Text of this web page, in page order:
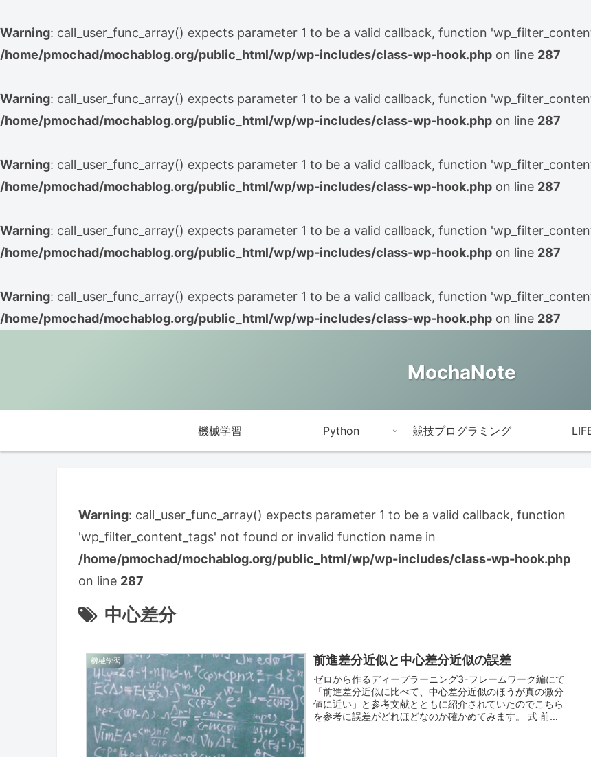
Warning: call_user_func_array() expects parameter 1 to be a valid callback, function
/home/pmochad/mochablog.org/public_html/wp/wp-includes/class-wp-hook.php on line 287
Warning: call_user_func_array() expects parameter 1 to be a valid callback, function
/home/pmochad/mochablog.org/public_html/wp/wp-includes/class-wp-hook.php on line 287
Warning: call_user_func_array() expects parameter 1 to be a valid callback, function
/home/pmochad/mochablog.org/public_html/wp/wp-includes/class-wp-hook.php on line 287
Warning: call_user_func_array() expects parameter 1 to be a valid callback, function
/home/pmochad/mochablog.org/public_html/wp/wp-includes/class-wp-hook.php on line 287
Warning: call_user_func_array() expects parameter 1 to be a valid callback, function
/home/pmochad/mochablog.org/public_html/wp/wp-includes/class-wp-hook.php on line 287
MochaNote
機械学習 Python 競技プログラミング
Warning: call_user_func_array() expects parameter 1 to be a valid callback, function
'wp_filter_content_tags' not found or invalid function name in
/home/pmochad/mochablog.org/public_html/wp/wp-includes/class-wp-hook.php
on line 287
中心差分
機械学習 前進差分近似と中心差分近似の誤差
ゼロから作るディープラーニング3-フレームワーク編にて
「前進差分近似に比べて、中心差分近似のほうが真の微分
値に近い」と参考文献とともに紹介されていたのでこちら
を参考に誤差がどれほどなのか確かめてみます。 式 前進